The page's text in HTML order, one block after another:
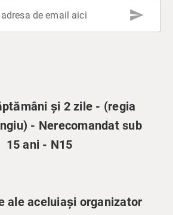
de email aici send
și 2 zile - (regia
- Nerecomandat sub
15 ani - N15
ale aceluiași organizator